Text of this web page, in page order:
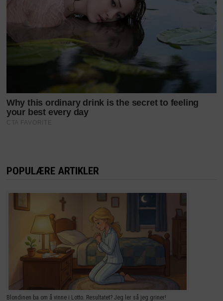
POPULÆRE ARTIKLER
Blondinen ba om å vinne i Lotto. Resultatet? Jeg ler så jeg griner!